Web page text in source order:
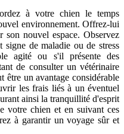
à votre chien le temps
environnement. Offrez-lui
son nouvel espace. Observez
signe de maladie ou de stress
agité ou s'il présente des
de consulter un vétérinaire
être un avantage considérable
les frais liés à un éventuel
ainsi la tranquillité d'esprit
votre chien et en suivant ces
à garantir un voyage sûr et